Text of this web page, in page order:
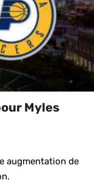
Myles
augmentation de